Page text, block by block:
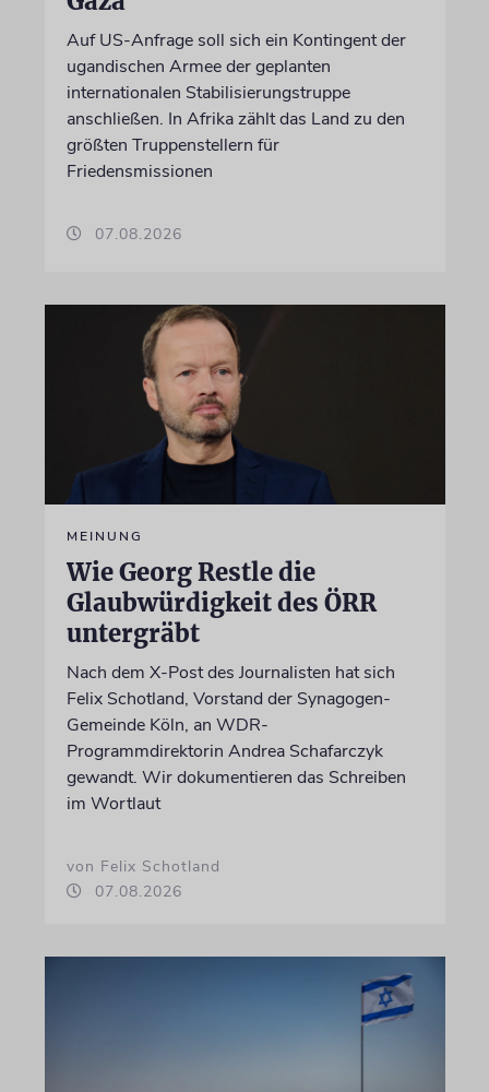
Auf US-Anfrage soll sich ein Kontingent der
ugandischen Armee der geplanten
internationalen Stabilisierungstruppe
anschließen. In Afrika zählt das Land zu den
größten Truppenstellern für
Friedensmissionen
07.08.2026
MEINUNG
Wie Georg Restle die
Glaubwürdigkeit des ÖRR
untergräbt
Nach dem X-Post des Journalisten hat sich
Felix Schotland, Vorstand der Synagogen-
Gemeinde Köln, an WDR-
Programmdirektorin Andrea Schafarczyk
gewandt. Wir dokumentieren das Schreiben
im Wortlaut
von Felix Schotland
07.08.2026